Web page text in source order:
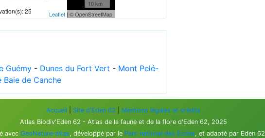
25
10 km
Leaflet| © OpenStreetMap
Guémy - Dunes du Fort Vert - Mont Pelé-
Baie de Canche
Accueil Site d'Eden 62
Mentions légales et crédits
Atlas Biodiv'Eden 62 - Atlas de la faune et de la flore d'Eden 62, 2025
avec GeoNature-atlas, développé par le Parc national des Écrins, et adapté par Eden 62